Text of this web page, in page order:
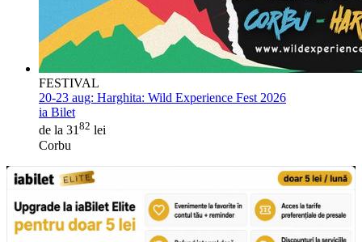
FESTIVAL
20-23 aug: Harghita: Wild Experience Fest 2026
ia Bilet
de la 3182 lei
Corbu